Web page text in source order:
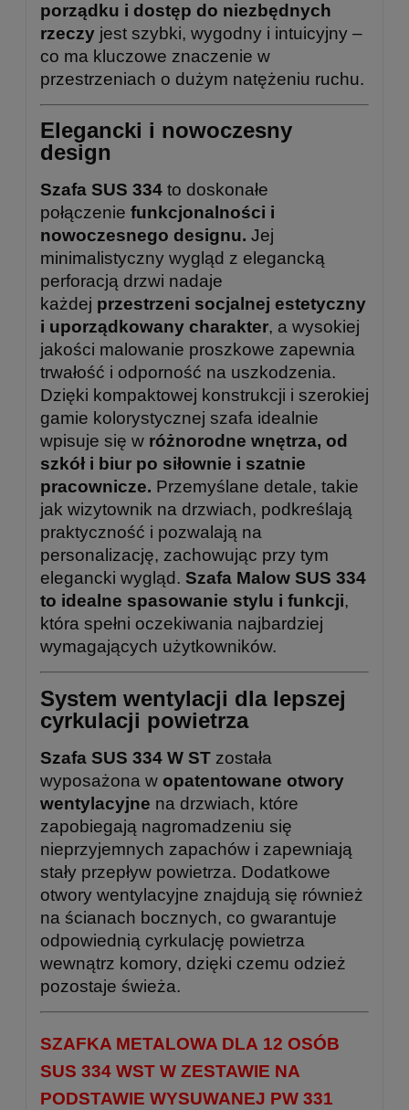
porządku i dostęp do niezbędnych
rzeczy jest szybki, wygodny i intuicyjny –
co ma kluczowe znaczenie w
przestrzeniach o dużym natężeniu ruchu.
Elegancki i nowoczesny
design
Szafa SUS 334 to doskonałe
połączenie funkcjonalności i
nowoczesnego designu. Jej
minimalistyczny wygląd z elegancką
perforacją drzwi nadaje
każdej przestrzeni socjalnej estetyczny
i uporządkowany charakter, a wysokiej
jakości malowanie proszkowe zapewnia
trwałość i odporność na uszkodzenia.
Dzięki kompaktowej konstrukcji i szerokiej
gamie kolorystycznej szafa idealnie
wpisuje się w różnorodne wnętrza, od
szkół i biur po siłownie i szatnie
pracownicze. Przemyślane detale, takie
jak wizytownik na drzwiach, podkreślają
praktyczność i pozwalają na
personalizację, zachowując przy tym
elegancki wygląd. Szafa Malow SUS 334
to idealne spasowanie stylu i funkcji,
która spełni oczekiwania najbardziej
wymagających użytkowników.
System wentylacji dla lepszej
cyrkulacji powietrza
Szafa SUS 334 W ST została
wyposażona w opatentowane otwory
wentylacyjne na drzwiach, które
zapobiegają nagromadzeniu się
nieprzyjemnych zapachów i zapewniają
stały przepływ powietrza. Dodatkowe
otwory wentylacyjne znajdują się również
na ścianach bocznych, co gwarantuje
odpowiednią cyrkulację powietrza
wewnątrz komory, dzięki czemu odzież
pozostaje świeża.
SZAFKA METALOWA DLA 12 OSÓB
SUS 334 WST W ZESTAWIE NA
PODSTAWIE WYSUWANEJ PW 331